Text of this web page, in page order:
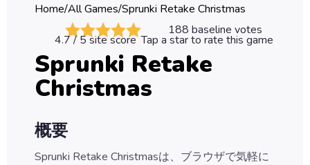
Games
Car
Games
Run
Puzzle
Games
Home/All Games/Sprunki Retake Christmas
188 baseline votes
4.7/ 5 site score Tap a star to rate this game
Sprunki Retake
Christmas
概要
Sprunki Retake Christmasは、ブラウザで気軽に